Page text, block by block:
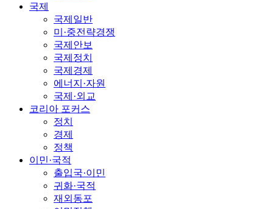
국제
국제일반
미·중전략경쟁
국제안보
국제정치
국제경제
에너지·자원
국제·외교
코리아 포커스
정치
경제
정책
이민·국적
출입국·이민
귀화·국적
재외동포